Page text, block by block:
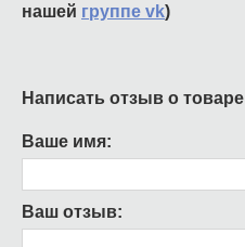
нашей группе vk)
Написать отзыв о товаре
Ваше имя:
Ваш отзыв: